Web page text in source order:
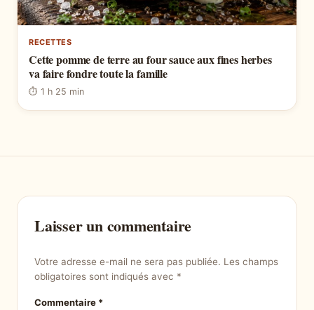
RECETTES
Cette pomme de terre au four sauce aux fines herbes
va faire fondre toute la famille
⏱ 1 h 25 min
Laisser un commentaire
Votre adresse e-mail ne sera pas publiée. Les champs
obligatoires sont indiqués avec *
Commentaire *